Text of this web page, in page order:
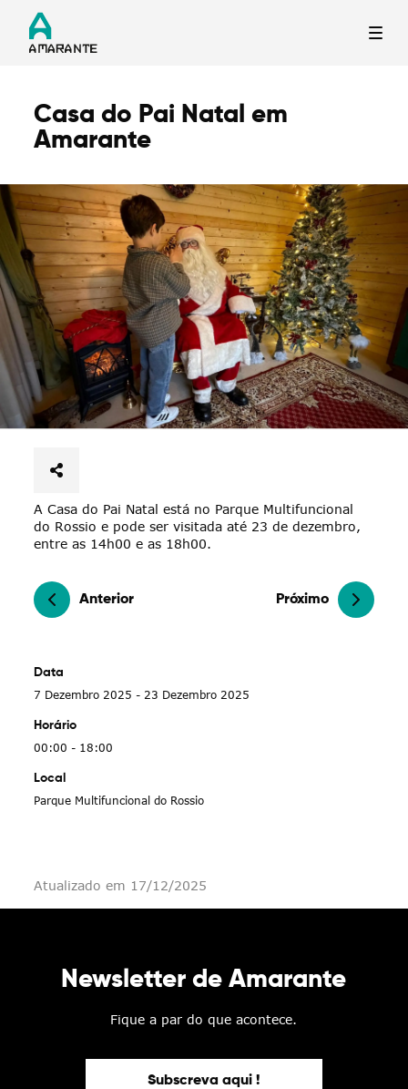
Termo de Pesquisa
Categorias gerais
Filtros
Casa do Pai Natal em
Amarante
A Casa do Pai Natal está no Parque Multifuncional
do Rossio e pode ser visitada até 23 de dezembro,
entre as 14h00 e as 18h00.
Anterior Próximo
Data
7 Dezembro 2025 - 23 Dezembro 2025
Horário
00:00 - 18:00
Local
Parque Multifuncional do Rossio
Atualizado em 17/12/2025
Newsletter de Amarante
Fique a par do que acontece.
Subscreva aqui !